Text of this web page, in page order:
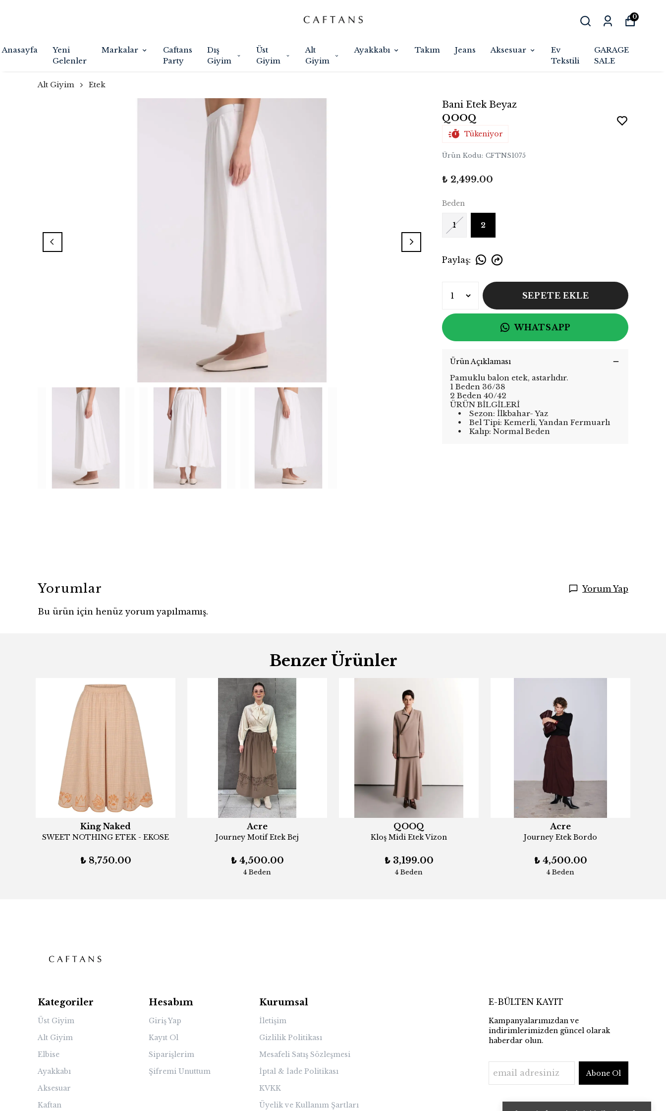
Anasayfa
Yeni
Gelenler
Markalar
Caftans
Party
Dış
Giyim
Üst
Giyim
Alt
Giyim
Ayakkabı Takım Jeans Aksesuar
Ev
Tekstili
GARAGE
SALE
0
Alt Giyim Etek
Bani Etek Beyaz
QOOQ
Tükeniyor
Ürün Kodu: CFTNS1075
₺ 2,499.00
Beden
1 2
Paylaş:
SEPETE EKLE
WHATSAPP
Ürün Açıklaması
Pamuklu balon etek, astarlıdır.
1 Beden 36/38
2 Beden 40/42
ÜRÜN BİLGİLERİ
• Sezon: İlkbahar- Yaz
• Bel Tipi: Kemerli, Yandan Fermuarlı
• Kalıp: Normal Beden
Yorumlar Yorum Yap
Bu ürün için henüz yorum yapılmamış.
Benzer Ürünler
King Naked
SWEET NOTHING ETEK - EKOSE
₺ 8,750.00
Acre
Journey Motif Etek Bej
₺ 4,500.00
4 Beden
QOOQ
Kloş Midi Etek Vizon
₺ 3,199.00
4 Beden
Acre
Journey Etek Bordo
₺ 4,500.00
4 Beden
Kategoriler
Üst Giyim
Alt Giyim
Elbise
Ayakkabı
Aksesuar
Kaftan
Hesabım
Giriş Yap
Kayıt Ol
Siparişlerim
Şifremi Unuttum
Kurumsal
İletişim
Gizlilik Politikası
Mesafeli Satış Sözleşmesi
İptal & İade Politikası
KVKK
Üyelik ve Kullanım Şartları
E-BÜLTEN KAYIT
Kampanyalarımızdan ve
indirimlerimizden güncel olarak
haberdar olun.
Abone Ol